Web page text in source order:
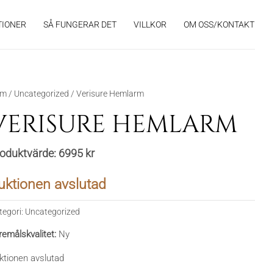
SÅ FUNGERAR DET VILLKOR OM OSS/KONTAKT
/ Uncategorized / Verisure Hemlarm
HEMLARM
6995 kr
avslutad
Uncategorized
Ny
avslutad